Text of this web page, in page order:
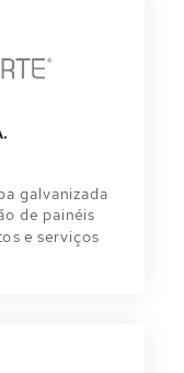
galvanizada
de painéis
e serviços